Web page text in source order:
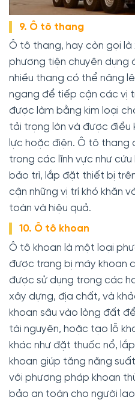
9. Ô tô thang
Ô tô thang, hay còn gọi
phương tiện chuyên dụng
nhiều thang có thể nâng
ngang để tiếp cận các vị
được làm bằng kim loại
tải trọng lớn và được điều
lực hoặc điện. Ô tô thang
trong các lĩnh vực như
bảo trì, lắp đặt thiết bị
cận những vị trí khó khăn
toàn và hiệu quả.
10. Ô tô khoan
Ô tô khoan là một loại
được trang bị máy khoan
được sử dụng trong các
xây dựng, địa chất, và
khoan sâu vào lòng đất
tài nguyên, hoặc tạo lỗ
khác như đặt thuốc nổ,
khoan giúp tăng năng
với phương pháp khoan
bảo an toàn cho người